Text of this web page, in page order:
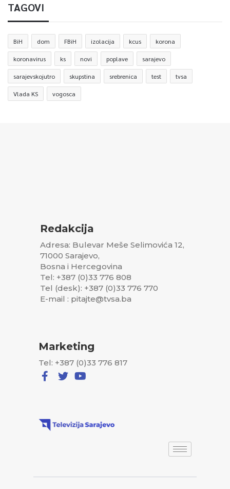
TAGOVI
BiH dom FBiH izolacija kcus korona
koronavirus ks novi poplave sarajevo
sarajevskojutro skupstina srebrenica test tvsa
Vlada KS vogosca
Redakcija
Adresa: Bulevar Meše Selimovića 12,
71000 Sarajevo,
Bosna i Hercegovina
Tel: +387 (0)33 776 808
Tel (desk): +387 (0)33 776 770
E-mail : pitajte@tvsa.ba
Marketing
Tel: +387 (0)33 776 817